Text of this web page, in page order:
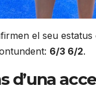
el seu
6/3 6/2.
d’una